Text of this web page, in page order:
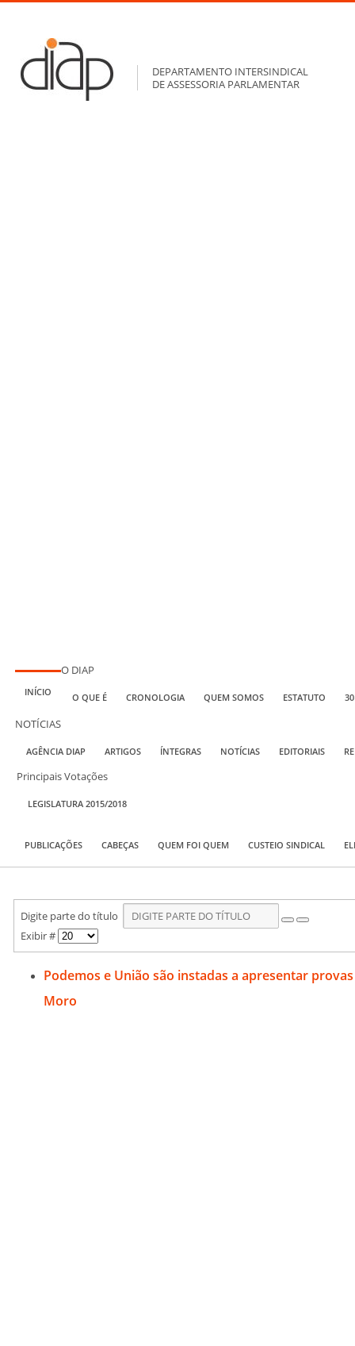
DEPARTAMENTO INTERSINDICAL
DE ASSESSORIA PARLAMENTAR
INÍCIO
O DIAP
O QUE É CRONOLOGIA QUEM SOMOS ESTATUTO
NOTÍCIAS
AGÊNCIA DIAP ARTIGOS ÍNTEGRAS NOTÍCIAS EDITORIAIS
Principais Votações
LEGISLATURA 2015/2018
PUBLICAÇÕES CABEÇAS QUEM FOI QUEM CUSTEIO SINDICAL
Digite parte do título
Exibir #
Podemos e União são instadas a apresentar
Moro